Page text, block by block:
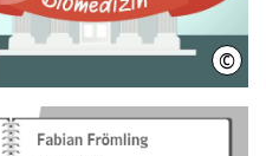
abspielen
©